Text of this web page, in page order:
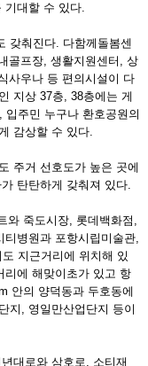
기대할 수 있다.
갖춰진다. 다함께돌봄센
골프장, 생활지원센터, 상
사우나 등 편의시설이 다
지상 37층, 38층에는 게
입주민 누구나 환호공원의
감상할 수 있다.
주거 선호도가 높은 곳에
탄탄하게 갖춰져 있다.
와 죽도시장, 롯데백화점,
병원과 포항시립미술관,
지근거리에 위치해 있
리에 해맞이초가 있고 항
안의 양덕동과 두호동에
지, 영일만산업단지 등이
대로와 삼호로, 소티재